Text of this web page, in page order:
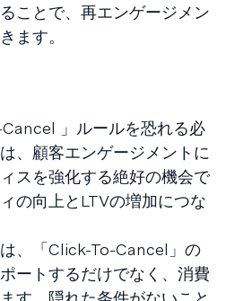
ことで、再エンゲージメン
ます。
」ルールを恐れる必
、顧客エンゲージメントに
スを強化する絶好の機会で
の向上とLTVの増加につな
、「Click-To-Cancel」の
ートするだけでなく、消費